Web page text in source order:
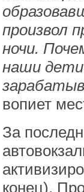
произвол
ночи.
наши
вопиет
За
конец).